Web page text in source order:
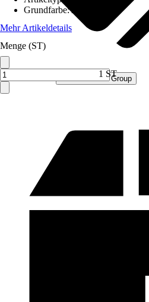
Verkauf durch: Procommerce Group
Grundfarbe:Anthrazit
Mehr Artikeldetails
Menge (ST)
1 ST